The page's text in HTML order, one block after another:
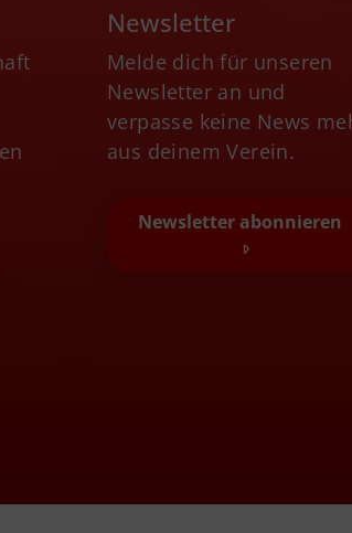
Newsletter
Melde dich für unseren
Newsletter an und
verpasse keine News
aus deinem Verein.
Newsletter abonnieren